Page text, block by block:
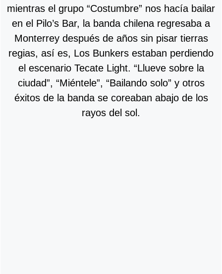
mientras el grupo “Costumbre” nos hacía bailar
en el Pilo’s Bar, la banda chilena regresaba a
Monterrey después de años sin pisar tierras
regias, así es, Los Bunkers estaban perdiendo
el escenario Tecate Light. “Llueve sobre la
ciudad”, “Miéntele”, “Bailando solo” y otros
éxitos de la banda se coreaban abajo de los
rayos del sol.